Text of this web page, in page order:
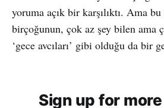
yoruma açık bir karşılıktı. Ama bu
birçoğunun, çok az şey bilen ama
‘gece avcıları’ gibi olduğu da bir
Sign up for